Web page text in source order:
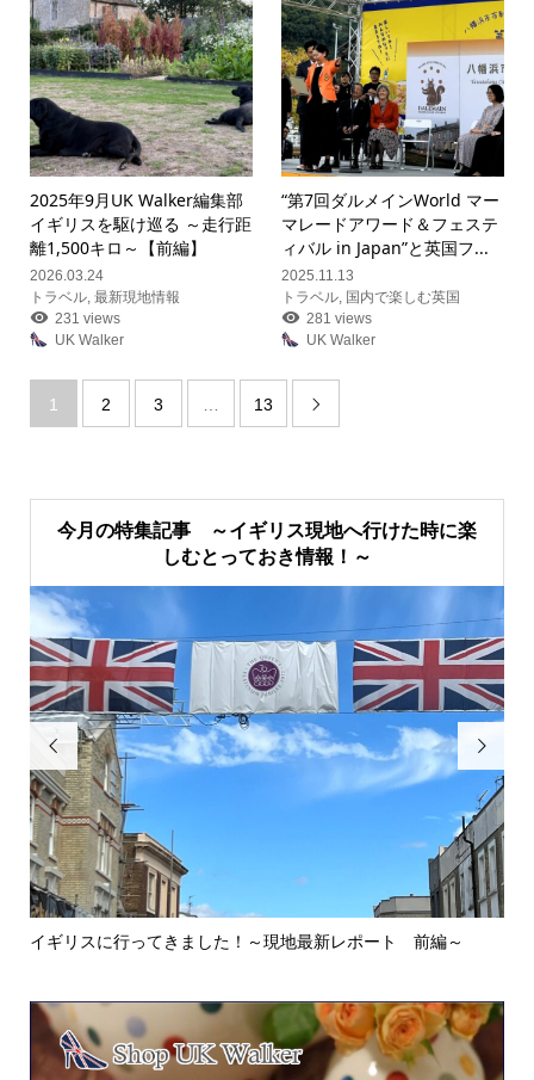
2025年9月UK Walker編集部
イギリスを駆け巡る ～走行距
離1,500キロ～【前編】
2026.03.24
トラベル, 最新現地情報
231 views
UK Walker
“第7回ダルメインWorld マー
マレードアワード＆フェステ
ィバル in Japan”と英国フ...
2025.11.13
トラベル, 国内で楽しむ英国
281 views
UK Walker
1 2 3 … 13 
今月の特集記事 ～イギリス現地へ行けた時に楽
しむとっておき情報！～

イギリスに行ってきました！～現地最新レポート 前編～
